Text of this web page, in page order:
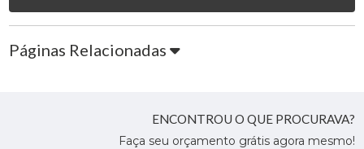
Páginas Relacionadas
ENCONTROU O QUE PROCURAVA?
Faça seu orçamento grátis agora mesmo!